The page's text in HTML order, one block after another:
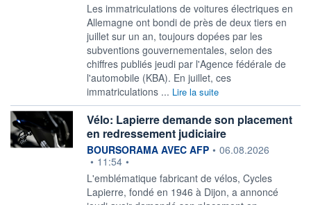
Les immatriculations de voitures électriques en
Allemagne ont bondi de près de deux tiers en
juillet sur un an, toujours dopées par les
subventions gouvernementales, selon des
chiffres publiés jeudi par l'Agence fédérale de
l'automobile (KBA). En juillet, ces
immatriculations ... Lire la suite
Vélo: Lapierre demande son placement
en redressement judiciaire
information fournie par
BOURSORAMA AVEC AFP • 06.08.2026
• 11:54 •
L'emblématique fabricant de vélos, Cycles
Lapierre, fondé en 1946 à Dijon, a annoncé